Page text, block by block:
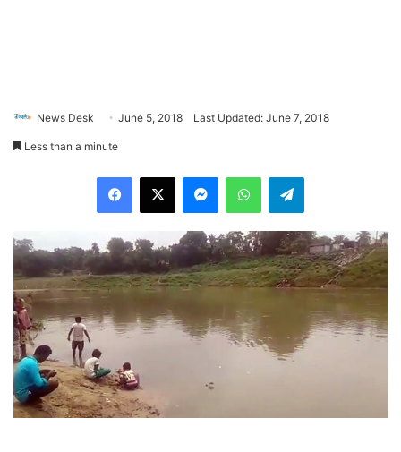
News Desk June 5, 2018 Last Updated: June 7, 2018
Less than a minute